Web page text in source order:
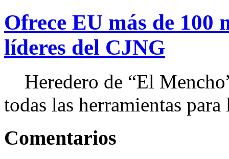
Ofrece EU más de 100
líderes del CJNG
Heredero de “El
todas las herramientas
Comentarios